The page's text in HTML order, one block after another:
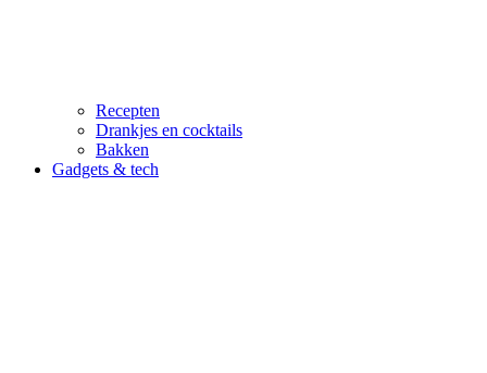
Recepten
Drankjes en cocktails
Bakken
Gadgets & tech